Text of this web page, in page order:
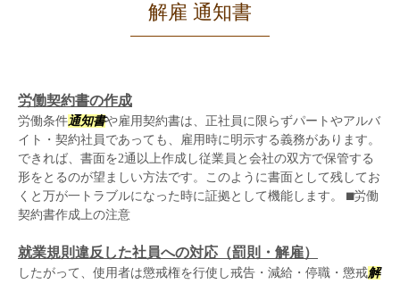
解雇 通知書
労働契約書の作成
労働条件通知書や雇用契約書は、正社員に限らずパートやアルバ
イト・契約社員であっても、雇用時に明示する義務があります。
できれば、書面を2通以上作成し従業員と会社の双方で保管する
形をとるのが望ましい方法です。このように書面として残してお
くと万が一トラブルになった時に証拠として機能します。 ⬛︎労働
契約書作成上の注意
就業規則違反した社員への対応（罰則・解雇）
したがって、使用者は懲戒権を行使し戒告・減給・停職・懲戒解